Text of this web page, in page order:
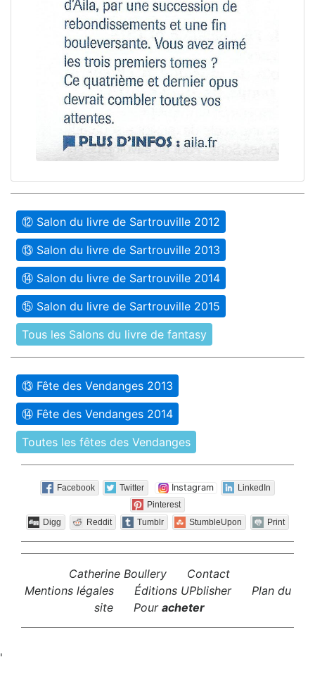
⑫ Salon du livre de Sartrouville 2012
⑬ Salon du livre de Sartrouville 2013
⑭ Salon du livre de Sartrouville 2014
⑮ Salon du livre de Sartrouville 2015
Tous les Salons du livre de fantasy
⑬ Fête des Vendanges 2013
⑭ Fête des Vendanges 2014
Toutes les fêtes des Vendanges
Facebook Twitter Instagram
LinkedIn
Pinterest
Digg
Reddit Tumblr StumbleUpon Print
Catherine Boullery
Contact
Mentions légales
Éditions UPblisher
Plan du
site
Pour acheter
'